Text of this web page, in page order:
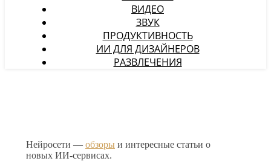
ВИДЕО
ЗВУК
ПРОДУКТИВНОСТЬ
ИИ ДЛЯ ДИЗАЙНЕРОВ
РАЗВЛЕЧЕНИЯ
Нейросети — обзоры и интересные статьи о
новых ИИ-сервисах.